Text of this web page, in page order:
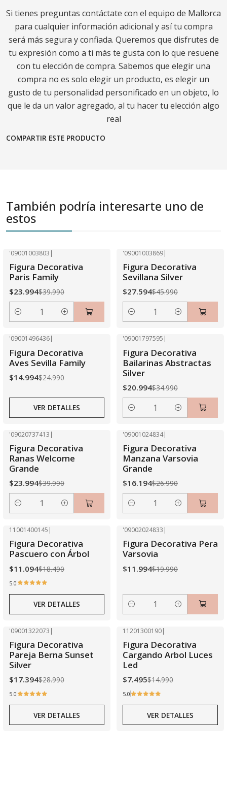
Si tienes preguntas contáctate con el equipo de Mallorca
para cualquier información adicional y así tu compra
será más segura y confiada. Queremos que disfrutes de
tu expresión como a ti más te gusta con lo que resuene
con tu elección de compra. Sabemos que elegir una
compra no es solo elegir un producto, es elegir un
gusto de tu personalidad personificado en un objeto, lo
que le da un valor agregado, al tu hacer tu elección algo
real
COMPARTIR ESTE PRODUCTO
También podría interesarte uno de
estos
'09001003803 |
Figura Decorativa
Paris Family
$23.994$39.990
Cantidad
'09001003869|
Figura Decorativa
Sevillana Silver
$27.594$45.990
Cantidad
Agotado
'09001496436|
Figura Decorativa
Aves Sevilla Family
$14.994$24.990
VER DETALLES
'09001797595 |
Figura Decorativa
Bailarinas Abstractas
Silver
$20.994$34.990
Cantidad
'09020737413 |
Figura Decorativa
Ranas Welcome
Grande
$23.994$39.990
Cantidad
'09001024834|
Figura Decorativa
Manzana Varsovia
Grande
$16.194$26.990
Cantidad
Agotado
11001400145 |
Figura Decorativa
Pascuero con Árbol
$11.094$18.490
5.0
VER DETALLES
'09002024833 |
Figura Decorativa Pera
Varsovia
$11.994$19.990
Cantidad
Agotado
'09001322073 |
Figura Decorativa
Pareja Berna Sunset
Silver
$17.394$28.990
5.0
VER DETALLES
Agotado
11201300190|
Figura Decorativa
Cargando Arbol Luces
Led
$7.495$14.990
5.0
VER DETALLES